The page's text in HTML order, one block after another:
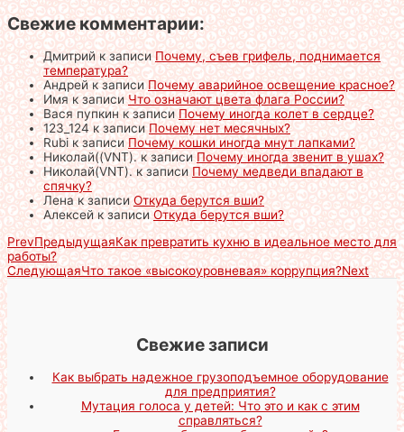
Свежие комментарии:
Дмитрийк записиПочему, съев грифель, поднимается
температура?
Андрейк записиПочему аварийное освещение красное?
Имяк записиЧто означают цвета флага России?
Вася пупкинк записиПочему иногда колет в сердце?
123_124к записиПочему нет месячных?
Rubiк записиПочему кошки иногда мнут лапками?
Николай((VNT).к записиПочему иногда звенит в ушах?
Николай(VNT).к записиПочему медведи впадают в
спячку?
Ленак записиОткуда берутся вши?
Алексейк записиОткуда берутся вши?
PrevПредыдущаяКак превратить кухню в идеальное место для
работы?
СледующаяЧто такое «высокоуровневая» коррупция?Next
Свежие записи
Как выбрать надежное грузоподъемное оборудование
для предприятия?
Мутация голоса у детей: Что это и как с этим
справляться?